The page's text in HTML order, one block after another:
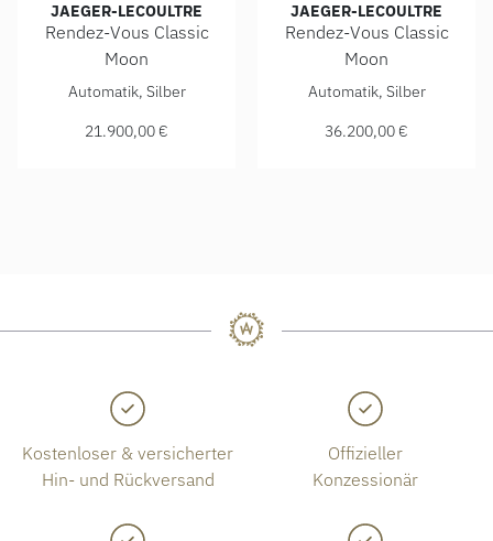
JAEGER-LECOULTRE
Rendez-Vous Classic
Moon
Jaeger-LeCoultre Rendez-Vous Classic Moon, Ref:
Automatik, Silber
21.900,00 €
JAEGER-LECOULTRE
Rendez-Vous Classic
Moon
Jaeger-LeCoultre Rendez-
Automatik, Silber
36.200,00 €
Kostenloser & versicherter
Hin- und Rückversand
Offizieller
Konzessionär